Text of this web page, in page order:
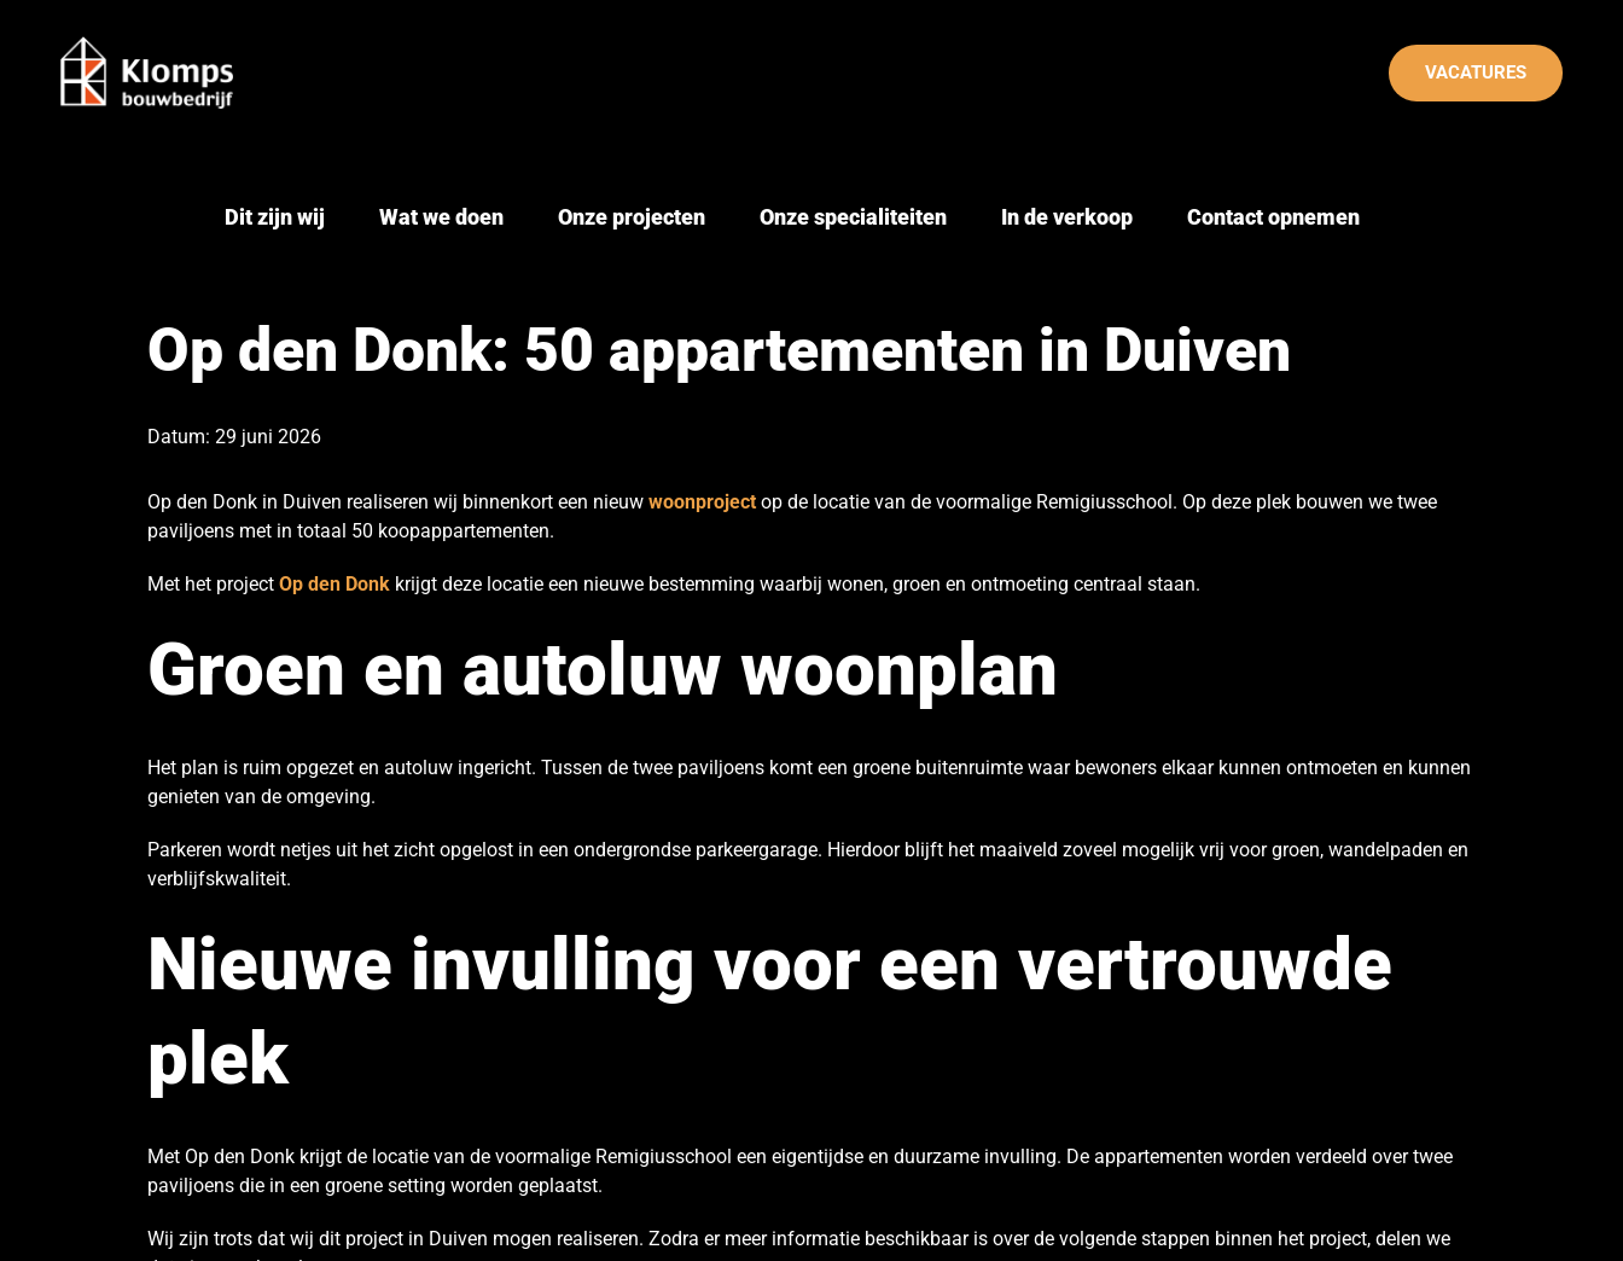
VACATURES
Dit zijn wij Wat we doen Onze projecten Onze specialiteiten In de verkoop Contact opnemen
Op den Donk: 50 appartementen in Duiven
Datum: 29 juni 2026
Op den Donk in Duiven realiseren wij binnenkort een nieuw woonproject op de locatie van de voormalige Remigiusschool. Op deze plek bouwen we twee
paviljoens met in totaal 50 koopappartementen.
Met het project Op den Donk krijgt deze locatie een nieuwe bestemming waarbij wonen, groen en ontmoeting centraal staan.
Groen en autoluw woonplan
Het plan is ruim opgezet en autoluw ingericht. Tussen de twee paviljoens komt een groene buitenruimte waar bewoners elkaar kunnen ontmoeten en kunnen
genieten van de omgeving.
Parkeren wordt netjes uit het zicht opgelost in een ondergrondse parkeergarage. Hierdoor blijft het maaiveld zoveel mogelijk vrij voor groen, wandelpaden en
verblijfskwaliteit.
Nieuwe invulling voor een vertrouwde
plek
Met Op den Donk krijgt de locatie van de voormalige Remigiusschool een eigentijdse en duurzame invulling. De appartementen worden verdeeld over twee
paviljoens die in een groene setting worden geplaatst.
Wij zijn trots dat wij dit project in Duiven mogen realiseren. Zodra er meer informatie beschikbaar is over de volgende stappen binnen het project, delen we